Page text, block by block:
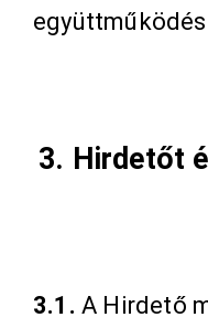
3. Hirdetőt
3.1. A Hirdető